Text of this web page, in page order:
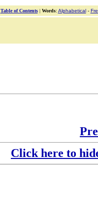
Table of Contents| Words: Alphabetical-
Click here to